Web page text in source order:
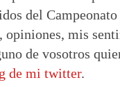
del
opiniones, mis
de vosotros
de mi twitter.